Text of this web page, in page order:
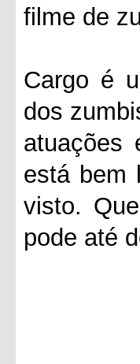
filme de
Cargo é
dos
atuações
está bem
visto.
pode até